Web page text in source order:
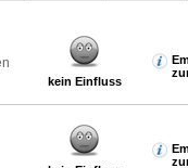
kein Einfluss